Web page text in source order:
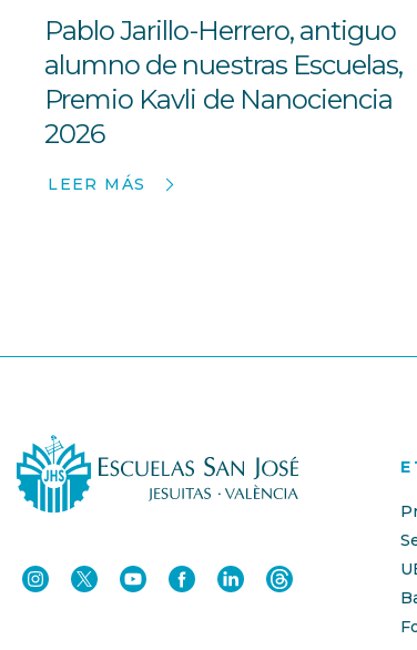
Pablo Jarillo-Herrero, antiguo
alumno de nuestras Escuelas,
Premio Kavli de Nanociencia
2026
LEER MÁS